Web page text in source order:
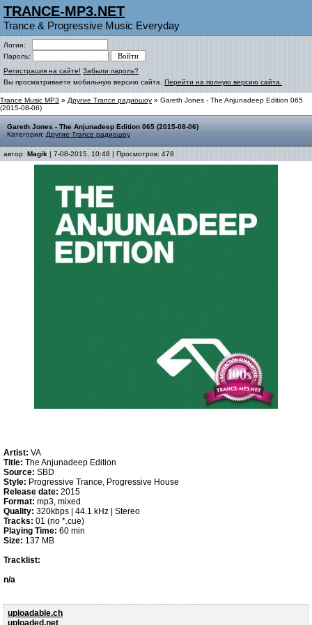
TRANCE-MP3.NET
Trance & Progressive Music Everyday
Логин:
Пароль:
Регистрация на сайте! Забыли пароль?
Вы просматриваете мобильную версию сайта. Перейти на полную версию сайта.
Trance Music MP3 » Другие Trance радиошоу » Gareth Jones - The Anjunadeep Edition 065
(2015-08-06)
Gareth Jones - The Anjunadeep Edition 065 (2015-08-06)
Категория: Другие Trance радиошоу
автор: Magik | 7-08-2015, 10:48 | Просмотров: 478
Artist: VA
Title: The Anjunadeep Edition
Source: SBD
Style: Progressive Trance, Progressive House
Release date: 2015
Format: mp3, mixed
Quality: 320kbps | 44.1 kHz | Stereo
Tracks: 01 (no *.cue)
Playing Time: 60 min
Size: 137 MB
Tracklist:
n/a
uploadable.ch
uploaded.net